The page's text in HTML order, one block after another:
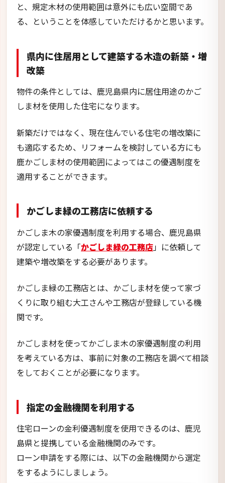
と、規定木材の使用範囲は意外にも広い空間であ
る、ということを体感していただけるかと思います。
県内に住居用として建築する木造の新築・増
改築
物件の条件としては、鹿児島県内に居住用途のかご
しま材を使用した住宅になります。
新築だけではなく、現在住んでいる住宅の増改築に
も適応するため、リフォームを検討している方にも
鹿かごしま材の使用範囲によってはこの優遇制度を
適用することができます。
かごしま緑の工務店に依頼する
かごしま木の家優遇制度を利用する場合、鹿児島県
が認定している「かごしま緑の工務店」に依頼して
建築や増改築をする必要があります。
かごしま緑の工務店とは、かごしま材を使って家づ
くりに取り組む大工さんや工務店が登録している機
関です。
かごしま材を使ってかごしま木の家優遇制度の利用
を考えている方は、事前に対象の工務店を調べて相談
をしておくことが必要になります。
指定の金融機関を利用する
住宅ローンの金利優遇制度を使用できるのは、鹿児
島県と提携している金融機関のみです。
ローン申請をする際には、以下の金融機関から選定
をするようにしましょう。